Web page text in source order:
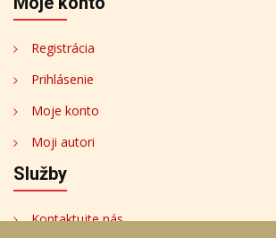
Registrácia
Prihlásenie
Moje konto
Moji autori
Služby
Kontaktujte nás